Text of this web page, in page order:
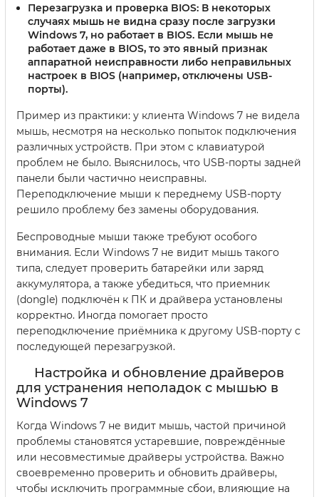
Перезагрузка и проверка BIOS: В некоторых
случаях мышь не видна сразу после загрузки
Windows 7, но работает в BIOS. Если мышь не
работает даже в BIOS, то это явный признак
аппаратной неисправности либо неправильных
настроек в BIOS (например, отключены USB-
порты).
Пример из практики: у клиента Windows 7 не видела
мышь, несмотря на несколько попыток подключения
различных устройств. При этом с клавиатурой
проблем не было. Выяснилось, что USB-порты задней
панели были частично неисправны.
Переподключение мыши к переднему USB-порту
решило проблему без замены оборудования.
Беспроводные мыши также требуют особого
внимания. Если Windows 7 не видит мышь такого
типа, следует проверить батарейки или заряд
аккумулятора, а также убедиться, что приемник
(dongle) подключён к ПК и драйвера установлены
корректно. Иногда помогает просто
переподключение приёмника к другому USB-порту с
последующей перезагрузкой.
Настройка и обновление драйверов
для устранения неполадок с мышью в
Windows 7
Когда Windows 7 не видит мышь, частой причиной
проблемы становятся устаревшие, повреждённые
или несовместимые драйверы устройства. Важно
своевременно проверить и обновить драйверы,
чтобы исключить программные сбои, влияющие на